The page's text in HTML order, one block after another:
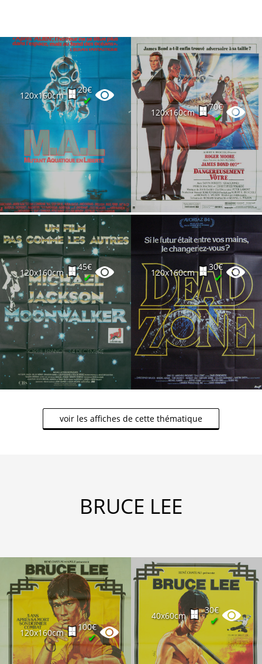
120x160cm
20€
✔
120x160cm
70€
✔
120x160cm
45€
✔ 120x160cm
30€
✔
voir les affiches de cette thématique
BRUCE LEE
120x160cm
100€
✔
40x60cm
30€
✔